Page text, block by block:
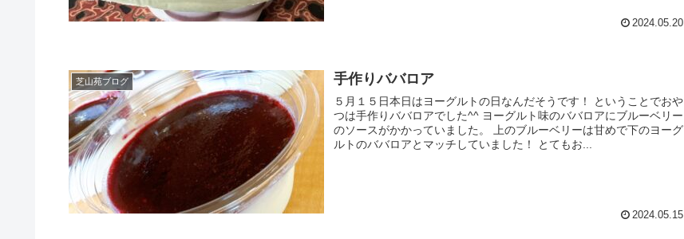
2024.05.20
芝山苑ブログ 手作りババロア
５月１５日本日はヨーグルトの日なんだそうです！ ということでおや
つは手作りババロアでした^^ ヨーグルト味のババロアにブルーベリー
のソースがかかっていました。 上のブルーベリーは甘めで下のヨーグ
ルトのババロアとマッチしていました！ とてもお...
2024.05.15